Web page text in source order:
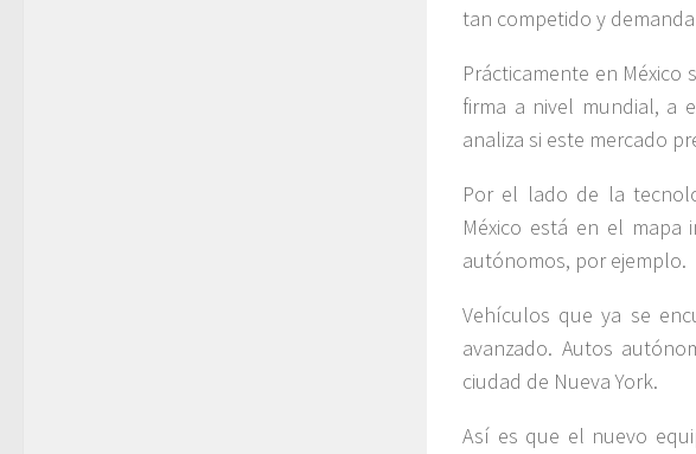
tan competido y
Prácticamente en
firma a nivel mundial, a
analiza si este mercado
Por el lado de la
México está en el mapa
autónomos, por ejemplo.
Vehículos que ya se
avanzado. Autos
ciudad de Nueva York.
Así es que el nuevo